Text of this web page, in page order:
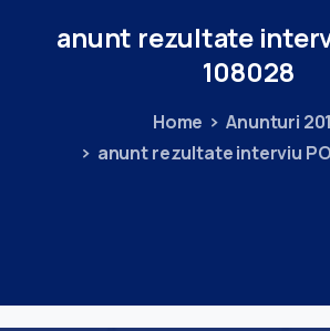
anunt rezultate
108028
Home
Anunturi
anunt rezultate interviu